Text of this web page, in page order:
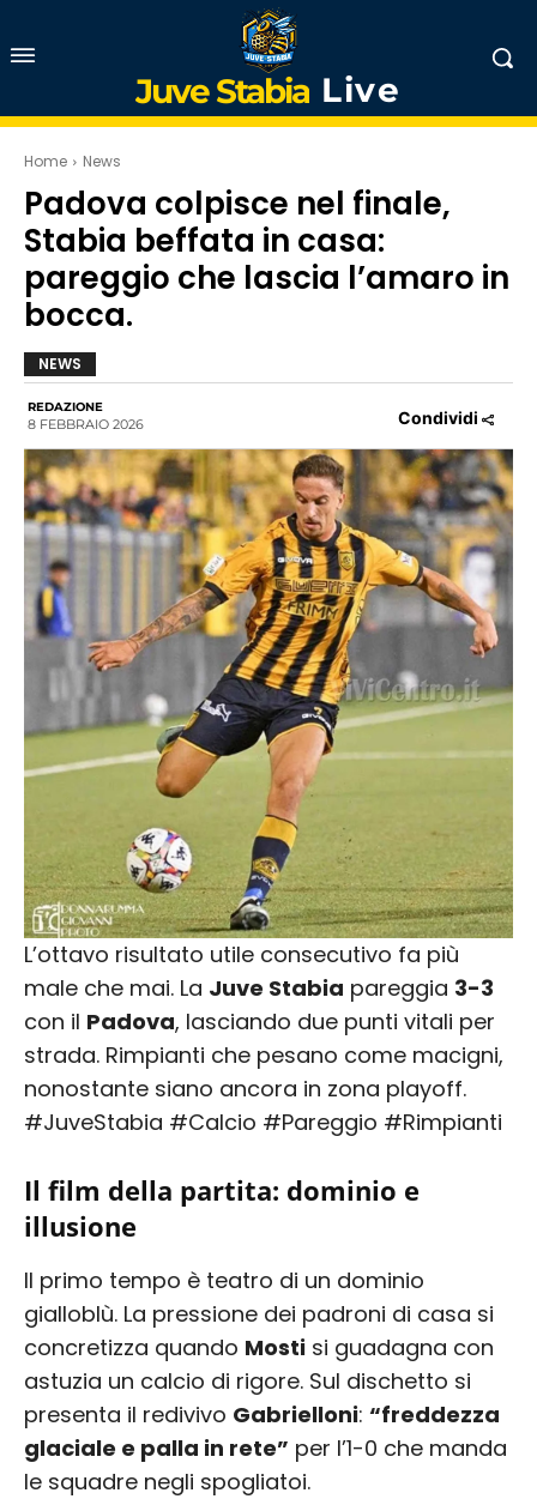
Juve Stabia Live
Home News
Padova colpisce nel finale,
Stabia beffata in casa:
pareggio che lascia l’amaro in
bocca.
NEWS
REDAZIONE
8 FEBBRAIO 2026 Condividi
L’ottavo risultato utile consecutivo fa più
male che mai. La Juve Stabia pareggia 3-3
con il Padova, lasciando due punti vitali per
strada. Rimpianti che pesano come macigni,
nonostante siano ancora in zona playoff.
#JuveStabia #Calcio #Pareggio #Rimpianti
Il film della partita: dominio e
illusione
Il primo tempo è teatro di un dominio
gialloblù. La pressione dei padroni di casa si
concretizza quando Mosti si guadagna con
astuzia un calcio di rigore. Sul dischetto si
presenta il redivivo Gabrielloni: “freddezza
glaciale e palla in rete” per l’1-0 che manda
le squadre negli spogliatoi.